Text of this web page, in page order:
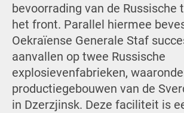
bevoorrading van de Russische
het front. Parallel hiermee
Oekraïense Generale Staf
aanvallen op twee Russische
explosievenfabrieken,
productiegebouwen van de
in Dzerzjinsk. Deze faciliteit is